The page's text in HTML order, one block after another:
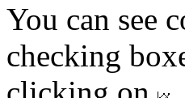
You can see
checking